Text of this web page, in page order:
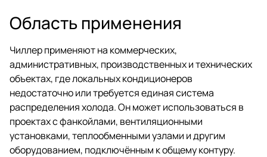
Область применения
Чиллер применяют на коммерческих,
административных, производственных и технических
объектах, где локальных кондиционеров
недостаточно или требуется единая система
распределения холода. Он может использоваться в
проектах с фанкойлами, вентиляционными
установками, теплообменными узлами и другим
оборудованием, подключённым к общему контуру.